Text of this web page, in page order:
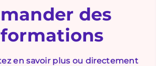
des
en savoir plus ou directement